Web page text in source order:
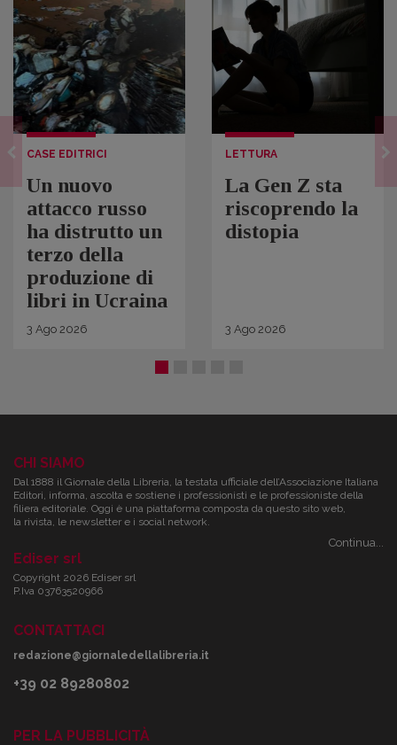
CASE EDITRICI
Un nuovo
attacco russo
ha distrutto un
terzo della
produzione di
libri in Ucraina
3 Ago 2026
LETTURA
La Gen Z sta
riscoprendo la
distopia
3 Ago 2026
CHI SIAMO
Dal 1888 il Giornale della Libreria, la testata ufficiale dell’Associazione Italiana
Editori, informa, ascolta e sostiene i professionisti e le professioniste della
filiera editoriale. Oggi è una piattaforma composta da questo sito web,
la rivista, le newsletter e i social network.
Continua...
Ediser srl
Copyright 2026 Ediser srl
P.Iva 03763520966
CONTATTACI
redazione@giornaledellalibreria.it
+39 02 89280802
PER LA PUBBLICITÀ